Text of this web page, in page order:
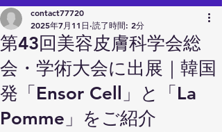
第43回美容皮膚科学会総
会・学術大会に出展｜韓国
発「Ensor Cell」と「La
Pomme」をご紹介
contact77720
2025年7月11日 読了時間: 2分